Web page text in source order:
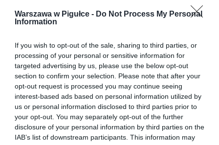
Warszawa w Pigułce - Do Not Process My Personal
Information
If you wish to opt-out of the sale, sharing to third parties, or
processing of your personal or sensitive information for
targeted advertising by us, please use the below opt-out
section to confirm your selection. Please note that after your
opt-out request is processed you may continue seeing
interest-based ads based on personal information utilized by
us or personal information disclosed to third parties prior to
your opt-out. You may separately opt-out of the further
disclosure of your personal information by third parties on the
IAB’s list of downstream participants. This information may